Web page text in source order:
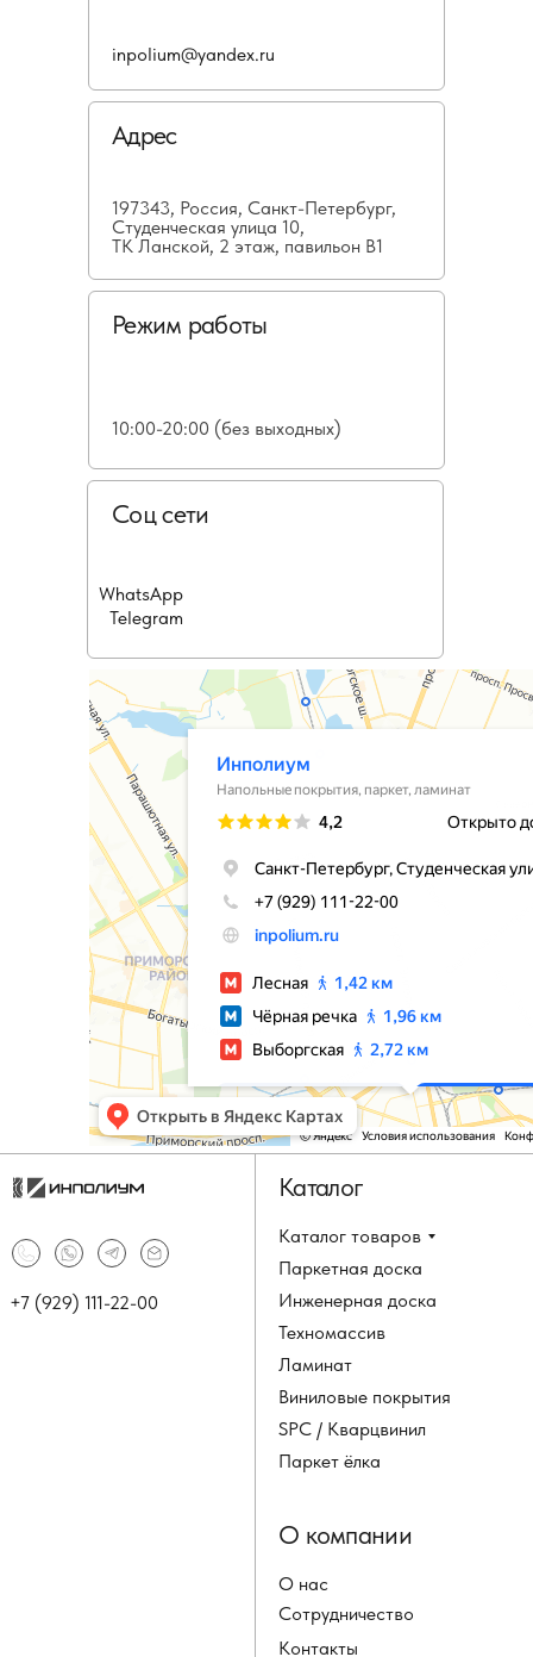
Адрес
197343, Россия, Санкт-Петербург,
Студенческая улица 10,
ТК Ланской, 2 этаж, павильон В1
Режим работы
10:00-20:00 (без выходных)
Соц сети
inpolium@yandex.ru
WhatsApp
Telegram
Каталог товаров
Паркетная доска
Инженерная доска
Техномассив
+7 (929) 111-22-00
Каталог
Ламинат
Виниловые покрытия
SPC / Кварцвинил
Паркет ёлка
О нас
Сотрудничество
Контакты
О компании